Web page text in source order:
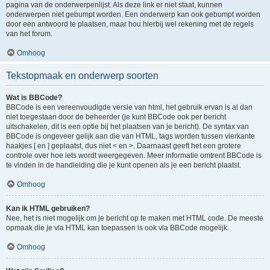
pagina van de onderwerpenlijst. Als deze link er niet staat, kunnen
onderwerpen niet gebumpt worden. Een onderwerp kan ook gebumpt worden
door een antwoord te plaatsen, maar hou hierbij wel rekening met de regels
van het forum.
Omhoog
Tekstopmaak en onderwerp soorten
Wat is BBCode?
BBCode is een vereenvoudigde versie van html, het gebruik ervan is al dan
niet toegestaan door de beheerder (je kunt BBCode ook per bericht
uitschakelen, dit is een optie bij het plaatsen van je bericht). De syntax van
BBCode is ongeveer gelijk aan die van HTML, tags worden tussen vierkante
haakjes [ en ] geplaatst, dus niet < en >. Daarnaast geeft het een grotere
controle over hoe iets wordt weergegeven. Meer informatie omtrent BBCode is
te vinden in de handleiding die je kunt openen als je een bericht plaatst.
Omhoog
Kan ik HTML gebruiken?
Nee, het is niet mogelijk om je bericht op te maken met HTML code. De meeste
opmaak die je via HTML kan toepassen is ook via BBCode mogelijk.
Omhoog